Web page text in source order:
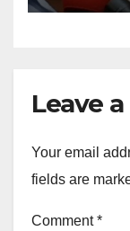
Leave
Your email
fields are
Comment*